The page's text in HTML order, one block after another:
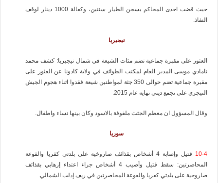
حيث قضت احدى المحاكم بسجن الطيار سنتين، وكفالة 1000 دينار لوقف
النفاذ.
نيجيريا
العثور على مقبرة جماعية تضم مئات الشيعة في شمال نيجيريا: كشف محمد
نامادي موسى المدير العام لمكتب الطوائف في ولاية كادونا عن العثور على
مقبرة جماعية تضم حوالى 350 جثة لمواطنين شيعة فقدوا اثناء هجوم الجيش
النيجري على تجمع ديني نهاية عام 2015.
وقال المسؤول ان معظم الجثث ملفوفة بالاسود وكان بينها نساء واطفال.
سوريا
10-4
قتيل وإصابة 4 أشخاص بقذائف صاروخية على بلدتي كفريا والفوعة
المحاصرتين: سقط قتيل وأصيب 4 أشخاص جراء اعتداء إرهابي بقذائف
صاروخية على بلدتي كفريا والفوعة المحاصرتين في ريف إدلب الشمالي.